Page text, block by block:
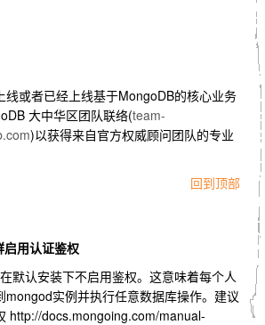
线或者已经上线基于MongoDB的核心业务
大中华区团队联络(team-
)以获得来自官方权威顾问团队的专业
回到顶部
用认证鉴权
默认安装下不启用鉴权。这意味着每个人
mongod实例并执行任意数据库操作。建议
http://docs.mongoing.com/manual-